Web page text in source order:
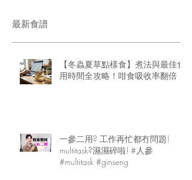
最新食譜
【冬蟲夏草點樣食】煮法與最佳食
用時間全攻略！咁食吸收率翻倍
一參二用? 工作再忙都冇問題!
multitask?濕濕碎啦! #人參
#multitask #ginseng